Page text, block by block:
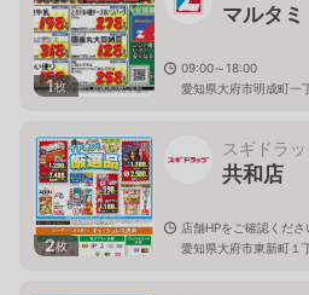
1枚
マルタミ
09:00～18:00
愛知県大府市明成町一
2枚
スギドラ
共和店
店舗HPをご確認くださ
愛知県大府市東新町１